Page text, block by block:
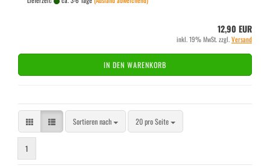
12,90 EUR
inkl. 19% MwSt. zzgl.Versand
IN DEN WARENKORB
Sortieren nach
Sortieren nach 20 pro Seite
pro Seite
1